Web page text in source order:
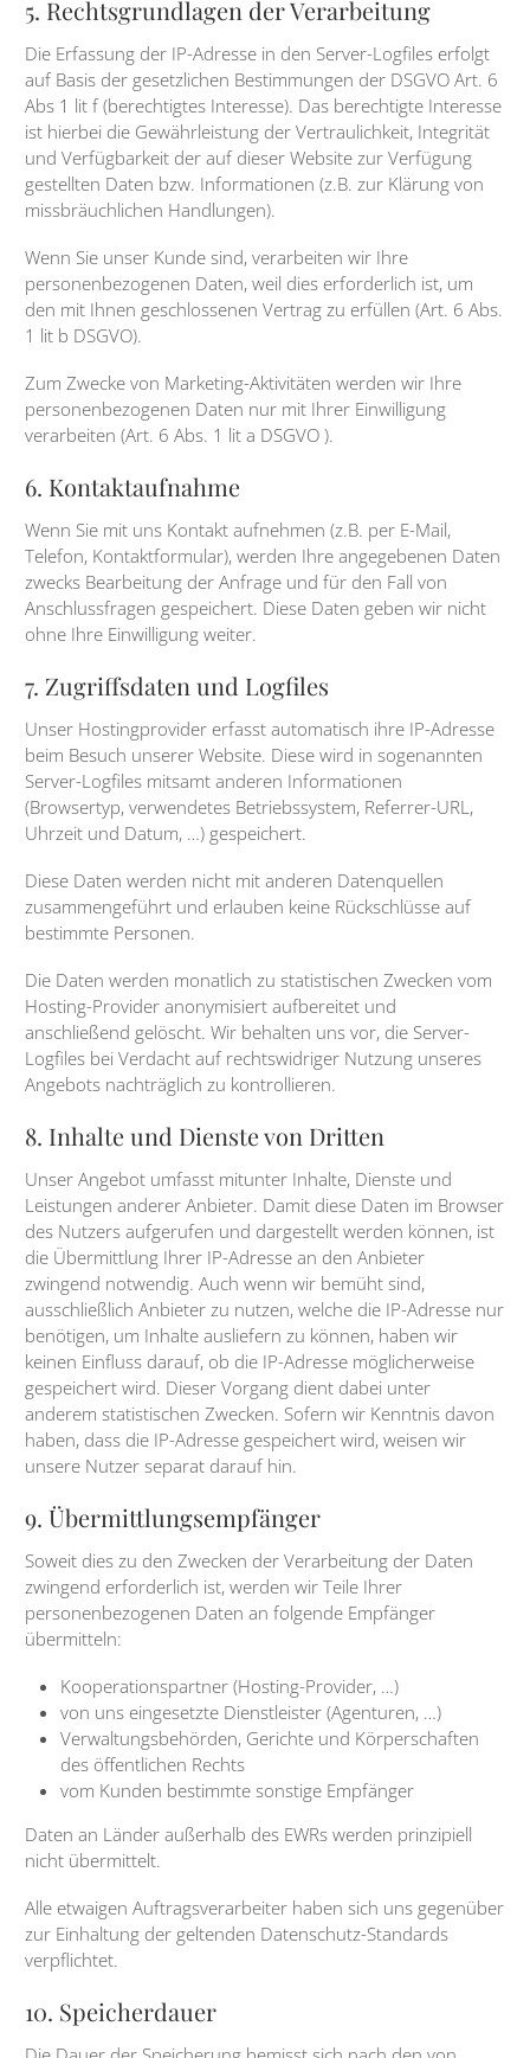
5. Rechtsgrundlagen der Verarbeitung
Die Erfassung der IP-Adresse in den Server-Logfiles erfolgt
auf Basis der gesetzlichen Bestimmungen der DSGVO Art. 6
Abs 1 lit f (berechtigtes Interesse). Das berechtigte Interesse
ist hierbei die Gewährleistung der Vertraulichkeit, Integrität
und Verfügbarkeit der auf dieser Website zur Verfügung
gestellten Daten bzw. Informationen (z.B. zur Klärung von
missbräuchlichen Handlungen).
Wenn Sie unser Kunde sind, verarbeiten wir Ihre
personenbezogenen Daten, weil dies erforderlich ist, um
den mit Ihnen geschlossenen Vertrag zu erfüllen (Art. 6 Abs.
1 lit b DSGVO).
Zum Zwecke von Marketing-Aktivitäten werden wir Ihre
personenbezogenen Daten nur mit Ihrer Einwilligung
verarbeiten (Art. 6 Abs. 1 lit a DSGVO ).
6. Kontaktaufnahme
Wenn Sie mit uns Kontakt aufnehmen (z.B. per E-Mail,
Telefon, Kontaktformular), werden Ihre angegebenen Daten
zwecks Bearbeitung der Anfrage und für den Fall von
Anschlussfragen gespeichert. Diese Daten geben wir nicht
ohne Ihre Einwilligung weiter.
7. Zugriffsdaten und Logfiles
Unser Hostingprovider erfasst automatisch ihre IP-Adresse
beim Besuch unserer Website. Diese wird in sogenannten
Server-Logfiles mitsamt anderen Informationen
(Browsertyp, verwendetes Betriebssystem, Referrer-URL,
Uhrzeit und Datum, …) gespeichert.
Diese Daten werden nicht mit anderen Datenquellen
zusammengeführt und erlauben keine Rückschlüsse auf
bestimmte Personen.
Die Daten werden monatlich zu statistischen Zwecken vom
Hosting-Provider anonymisiert aufbereitet und
anschließend gelöscht. Wir behalten uns vor, die Server-
Logfiles bei Verdacht auf rechtswidriger Nutzung unseres
Angebots nachträglich zu kontrollieren.
8. Inhalte und Dienste von Dritten
Unser Angebot umfasst mitunter Inhalte, Dienste und
Leistungen anderer Anbieter. Damit diese Daten im Browser
des Nutzers aufgerufen und dargestellt werden können, ist
die Übermittlung Ihrer IP-Adresse an den Anbieter
zwingend notwendig. Auch wenn wir bemüht sind,
ausschließlich Anbieter zu nutzen, welche die IP-Adresse nur
benötigen, um Inhalte ausliefern zu können, haben wir
keinen Einfluss darauf, ob die IP-Adresse möglicherweise
gespeichert wird. Dieser Vorgang dient dabei unter
anderem statistischen Zwecken. Sofern wir Kenntnis davon
haben, dass die IP-Adresse gespeichert wird, weisen wir
unsere Nutzer separat darauf hin.
9. Übermittlungsempfänger
Soweit dies zu den Zwecken der Verarbeitung der Daten
zwingend erforderlich ist, werden wir Teile Ihrer
personenbezogenen Daten an folgende Empfänger
übermitteln:
Kooperationspartner (Hosting-Provider, …)
von uns eingesetzte Dienstleister (Agenturen, …)
Verwaltungsbehörden, Gerichte und Körperschaften
des öffentlichen Rechts
vom Kunden bestimmte sonstige Empfänger
Daten an Länder außerhalb des EWRs werden prinzipiell
nicht übermittelt.
Alle etwaigen Auftragsverarbeiter haben sich uns gegenüber
zur Einhaltung der geltenden Datenschutz-Standards
verpflichtet.
10. Speicherdauer